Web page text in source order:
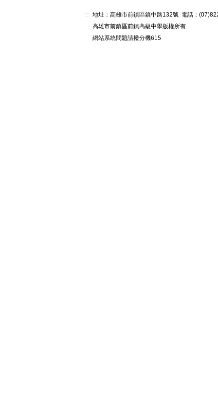
:::
地址：高雄市前鎮區鎮中路132號 電話：
高雄市前鎮區前鎮高級中學版權所有
網站系統問題請撥分機615